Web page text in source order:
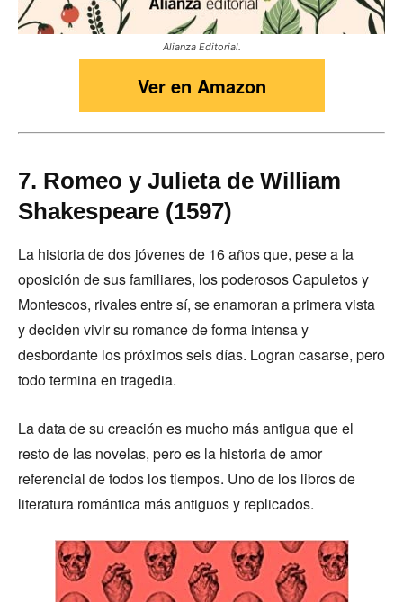
Alianza Editorial.
Ver en Amazon
7. Romeo y Julieta de William
Shakespeare (1597)
La historia de dos jóvenes de 16 años que, pese a la
oposición de sus familiares, los poderosos Capuletos y
Montescos, rivales entre sí, se enamoran a primera vista
y deciden vivir su romance de forma intensa y
desbordante los próximos seis días. Logran casarse, pero
todo termina en tragedia.
La data de su creación es mucho más antigua que el
resto de las novelas, pero es la historia de amor
referencial de todos los tiempos. Uno de los libros de
literatura romántica más antiguos y replicados.